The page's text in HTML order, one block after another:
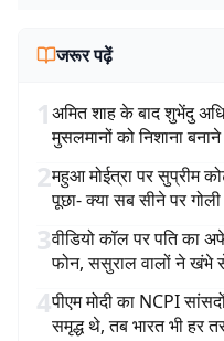
जरूर पढ़ें
1अमित शाह के बाद शुभेंदु
मुसलमानों को निशाना
2महुआ मोईत्रा पर सुप्रीम
पूछा- क्या सब सीने पर
3वीडियो कॉल पर पति का
फोन, ससुराल वालों ने खंभे
4पीएम मोदी का NCPI
समृद्ध थे, तब भारत भी हर